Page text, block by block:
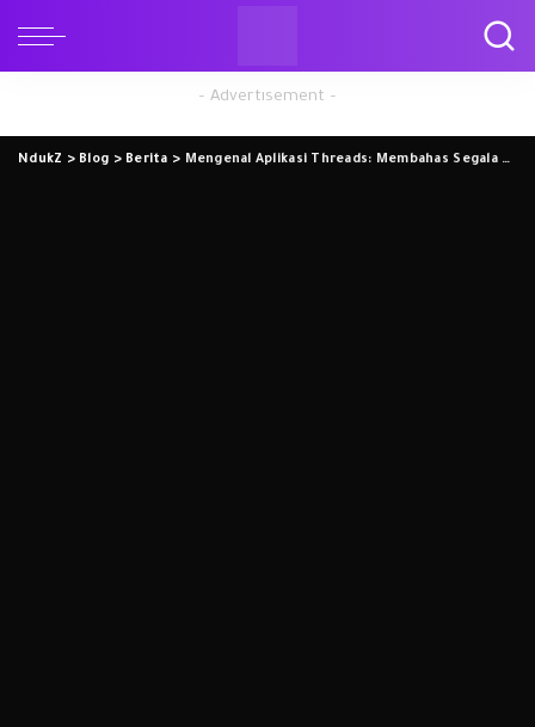
– Advertisement –
NdukZ > Blog > Berita > Mengenal Aplikasi Threads: Membahas Segala Hal Mulai Dari Topik Yang Kamu Minati